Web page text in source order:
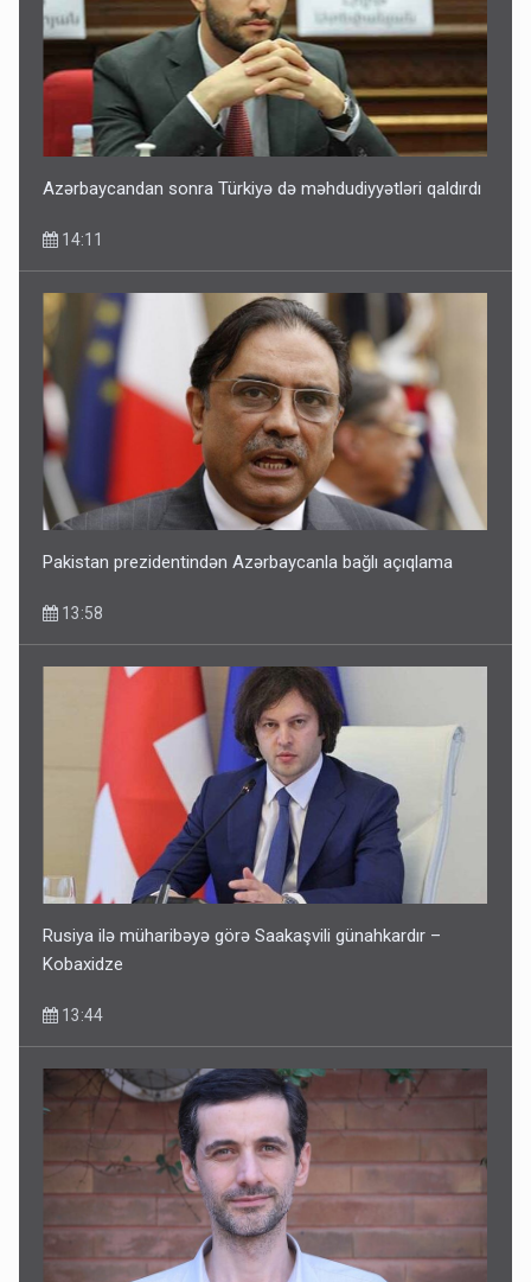
Azərbaycandan sonra Türkiyə də məhdudiyyətləri qaldırdı
14:11
Pakistan prezidentindən Azərbaycanla bağlı açıqlama
13:58
Rusiya ilə müharibəyə görə Saakaşvili günahkardır –
Kobaxidze
13:44